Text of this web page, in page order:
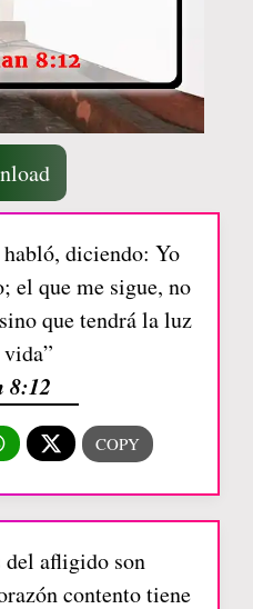
habló, diciendo: Yo
el que me sigue, no
que tendrá la luz
8:12
del afligido son
contento tiene